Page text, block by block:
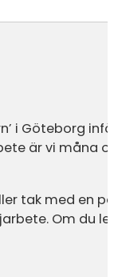
i Göteborg
är vi måna
tak med en
Om du